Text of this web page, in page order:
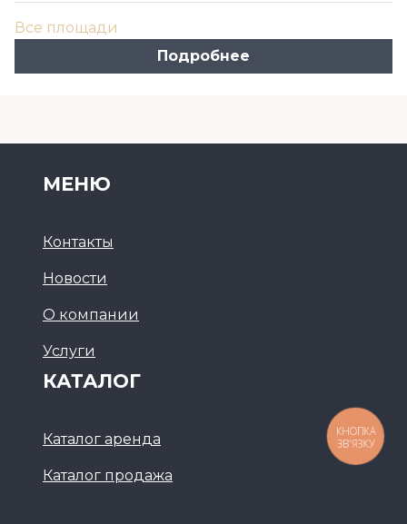
Все площади
Подробнее
МЕНЮ
Контакты
Новости
О компании
Услуги
КАТАЛОГ
Каталог аренда
Каталог продажа
КНОПКА
ЗВ'ЯЗКУ